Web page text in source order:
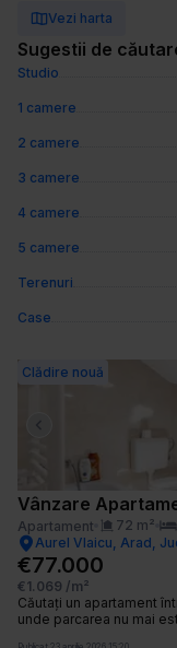
Vezi harta
Sugestii de
Studio
1 camere
2 camere
3 camere
4 camere
5 camere
Terenuri
Case
Clădire nouă
Vânzare
Apartament 72 m²
Aurel Vlaicu, Arad,
€77.000
€1.069 /m²
Căutați un apartament
unde parcarea nu mai